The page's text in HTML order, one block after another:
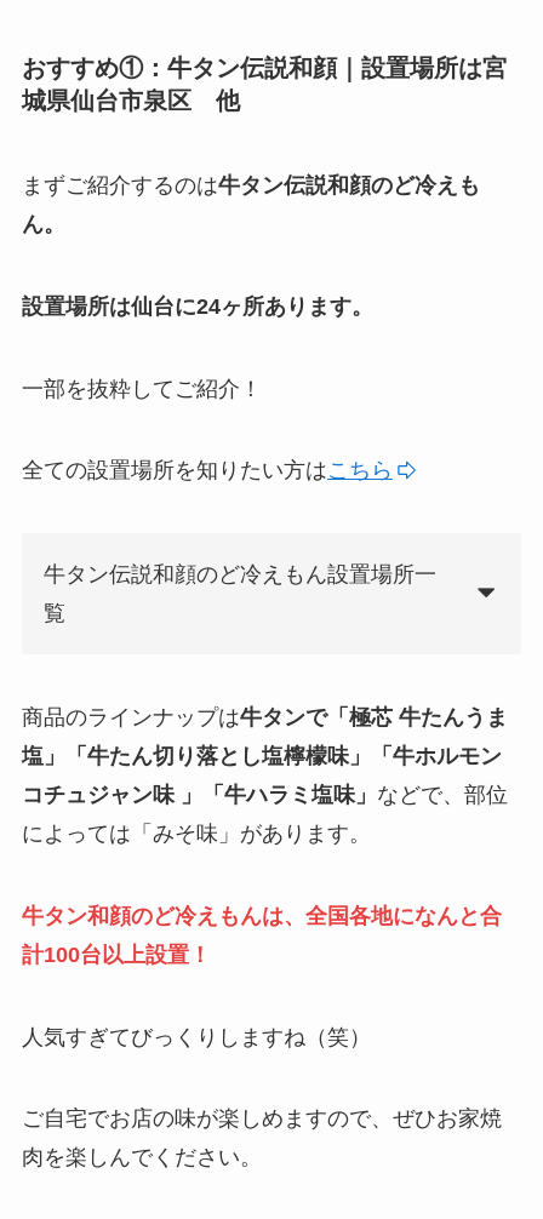
おすすめ①：牛タン伝説和顔｜設置場所は宮
城県仙台市泉区 他
まずご紹介するのは牛タン伝説和顔のど冷えも
ん。
設置場所は仙台に24ヶ所あります。
一部を抜粋してご紹介！
全ての設置場所を知りたい方はこちら
牛タン伝説和顔のど冷えもん設置場所一
覧
商品のラインナップは牛タンで「極芯 牛たんうま
塩」「牛たん切り落とし塩檸檬味」「牛ホルモン
コチュジャン味 」「牛ハラミ塩味」 などで、部位
によっては「みそ味」があります。
牛タン和顔のど冷えもんは、全国各地になんと合
計100台以上設置！
人気すぎてびっくりしますね（笑）
ご自宅でお店の味が楽しめますので、ぜひお家焼
肉を楽しんでください。